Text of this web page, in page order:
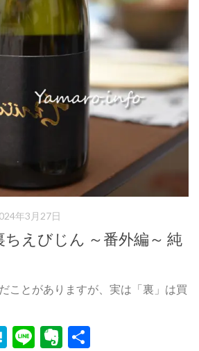
年3月27日
ちえびじん ～番外編～ 純
ことがありますが、実は「裏」は買
Hatena
LineEvernote